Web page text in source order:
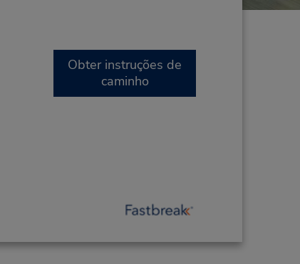
Obter instruções de
caminho